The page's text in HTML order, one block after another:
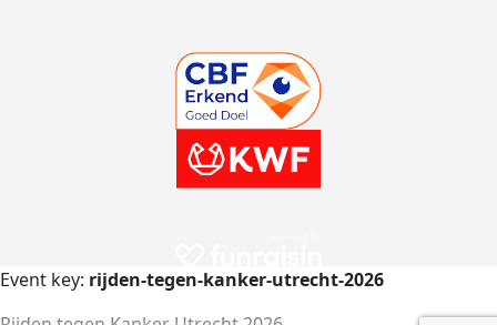
Event key: rijden-tegen-kanker-utrecht-2026